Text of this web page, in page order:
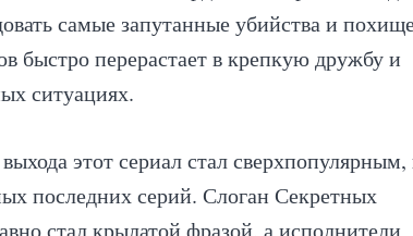
самые запутанные убийства и
быстро перерастает в крепкую дружбу и
ситуациях.
этот сериал стал сверхпопулярным,
последних серий. Слоган Секретных
стал крылатой фразой, а исполнители